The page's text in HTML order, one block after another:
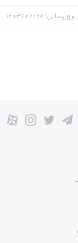
بروزرسانی: ۱۴۰۳/۰۷/۲۰